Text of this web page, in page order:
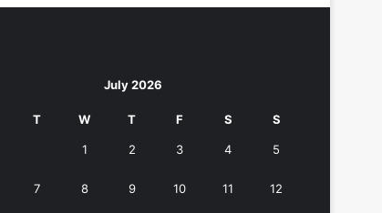
July 2026
T W T F S S
1 2 3 4 5
7 8 9 10 11 12